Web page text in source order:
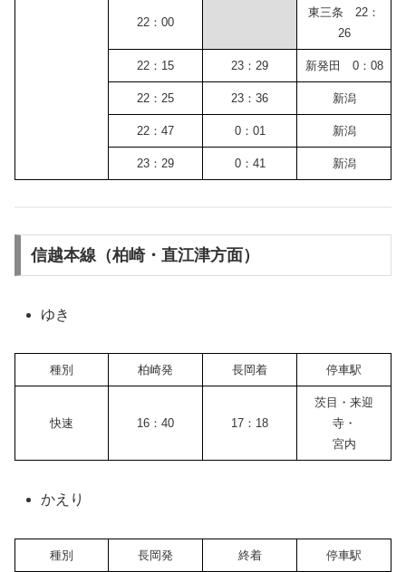
22：00
東三条 22：
26
22：15 23：29 新発田 0：08
22：25 23：36 新潟
22：47 0：01 新潟
23：29 0：41 新潟
信越本線（柏崎・直江津方面）
ゆき
種別 柏崎発 長岡着 停車駅
快速 16：40 17：18
茨目・来迎
寺・
宮内
かえり
種別 長岡発 終着 停車駅